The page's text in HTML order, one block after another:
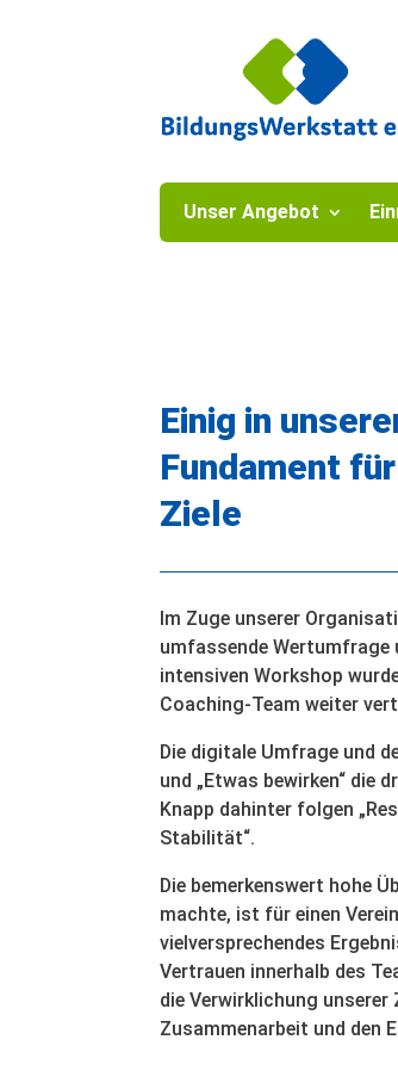
Unser Angebot
Einig in
Fundament
Ziele
Im Zuge unserer
umfassende Wertumfrage
intensiven Workshop
Coaching-Team weiter
Die digitale Umfrage und
und „Etwas bewirken“ die
Knapp dahinter folgen
Stabilität“.
Die bemerkenswert hohe
machte, ist für einen
vielversprechendes
Vertrauen innerhalb des
die Verwirklichung
Zusammenarbeit und den